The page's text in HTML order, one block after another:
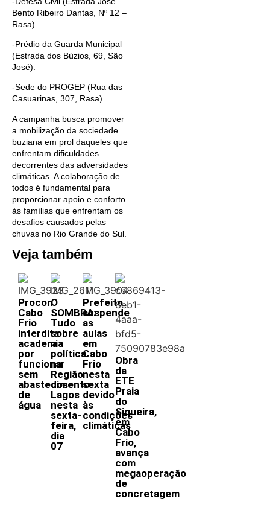
Bento Ribeiro Dantas, Nº 12 –
Rasa).
-Prédio da Guarda Municipal
(Estrada dos Búzios, 69, São
José).
-Sede do PROGEP (Rua das
Casuarinas, 307, Rasa).
A campanha busca promover
a mobilização da sociedade
buziana em prol daqueles que
enfrentam dificuldades
decorrentes das adversidades
climáticas. A colaboração de
todos é fundamental para
proporcionar apoio e conforto
às famílias que enfrentam os
desafios causados pelas
chuvas no Rio Grande do Sul.
Veja também
Procon
Cabo
Frio
interdita
academia
por
funcionar
sem
abastecimento
de
água
O
SOMBRA:
Tudo
sobre
a
política
na
Região
dos
Lagos
nesta
sexta-
feira,
dia
07
Prefeito
suspende
as
aulas
em
Cabo
Frio
nesta
sexta
devido
às
condições
climáticas
Obra
da
ETE
Praia
do
Siqueira,
em
Cabo
Frio,
avança
com
megaoperação
de
concretagem